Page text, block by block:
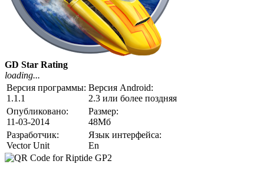
GD Star Rating
loading...
Версия программы:
1.1.1
Версия Android:
2.3 или более поздняя
Опубликовано:
11-03-2014
Размер:
48Мб
Разработчик:
Vector Unit
Язык интерфейса:
En